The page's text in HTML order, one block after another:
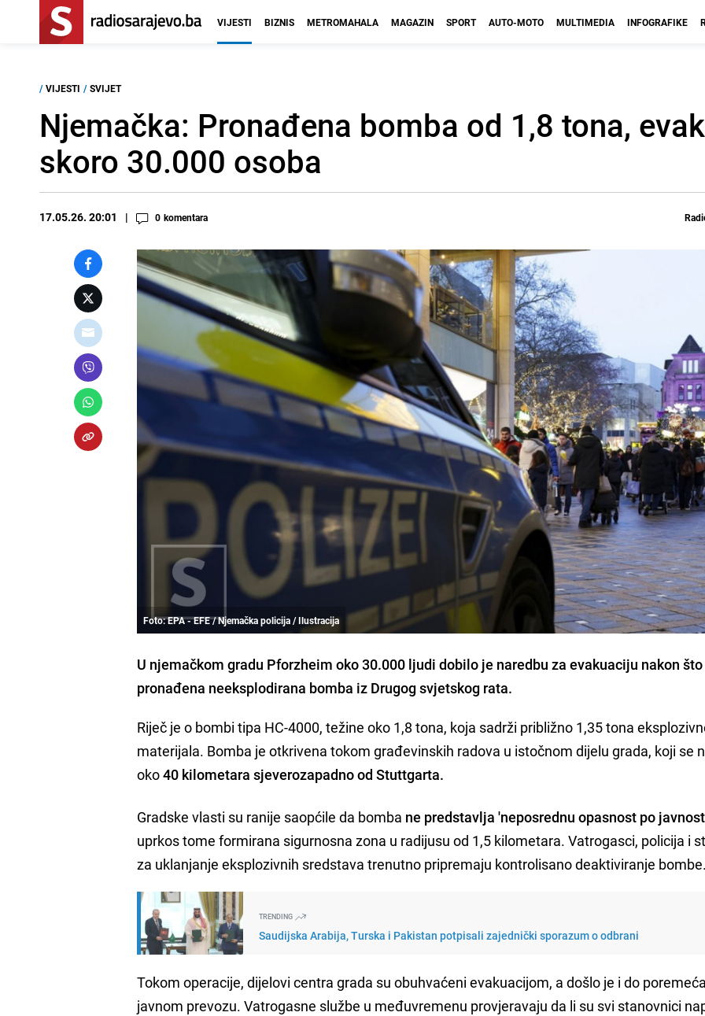
VIJESTI BIZNIS METROMAHALA MAGAZIN SPORT AUTO-MOTO MULTIMEDIA INFOGRAFIKE
/ VIJESTI / SVIJET
Njemačka: Pronađena bomba od 1,8 tona,
skoro 30.000 osoba
17.05.26. 20:01 0 komentara
Foto: EPA - EFE / Njemačka policija / Ilustracija
U njemačkom gradu Pforzheim oko 30.000 ljudi dobilo je naredbu za evakuaciju nakon
pronađena neeksplodirana bomba iz Drugog svjetskog rata.
Riječ je o bombi tipa HC-4000, težine oko 1,8 tona, koja sadrži približno 1,35 tona
materijala. Bomba je otkrivena tokom građevinskih radova u istočnom dijelu grada, koji se
oko40 kilometara sjeverozapadno od Stuttgarta.
Gradske vlasti su ranije saopćile da bomba ne predstavlja 'neposrednu opasnost po
uprkos tome formirana sigurnosna zona u radijusu od 1,5 kilometara. Vatrogasci, policija i
za uklanjanje eksplozivnih sredstava trenutno pripremaju kontrolisano deaktiviranje
TRENDING
Saudijska Arabija, Turska i Pakistan potpisali zajednički sporazum o odbrani
Tokom operacije, dijelovi centra grada su obuhvaćeni evakuacijom, a došlo je i do
javnom prevozu. Vatrogasne službe u međuvremenu provjeravaju da li su svi stanovnici